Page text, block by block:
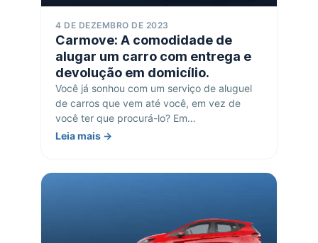
4 DE DEZEMBRO DE 2023
Carmove: A comodidade de
alugar um carro com entrega e
devolução em domicílio.
Você já sonhou com um serviço de aluguel
de carros que vem até você, em vez de
você ter que procurá-lo? Em…
Leia mais →